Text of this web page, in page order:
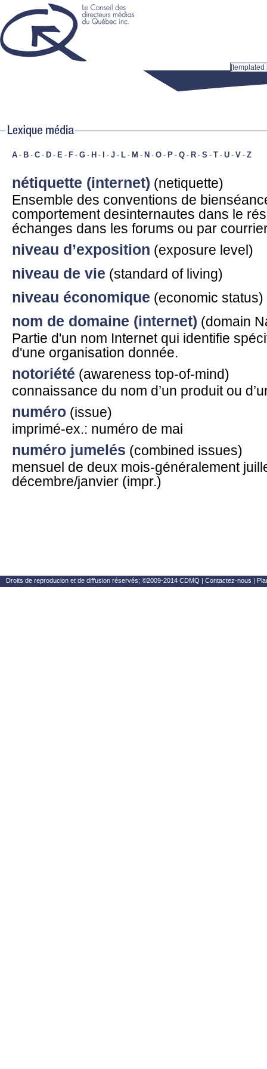
A - B - C - D - E - F - G - H - - J - L - M - N - O - P - Q - R - S - T - U - V - Z
nétiquette (internet) (netiquette)
Ensemble des conventions de
comportement desinternautes dans le
échanges dans les forums ou par
niveau d’exposition (exposure level)
niveau de vie (standard of living)
niveau économique (economic status)
nom de domaine (internet) (domain
Partie d'un nom Internet qui identifie
d'une organisation donnée.
notoriété (awareness top-of-mind)
connaissance du nom d’un produit ou
numéro (issue)
imprimé-ex.: numéro de mai
numéro jumelés (combined issues)
mensuel de deux mois-généralement
décembre/janvier (impr.)
Droits de reproducion et de diffusion réservés; ©2009-2014 CDMQ | Contactez-nous |
[templated